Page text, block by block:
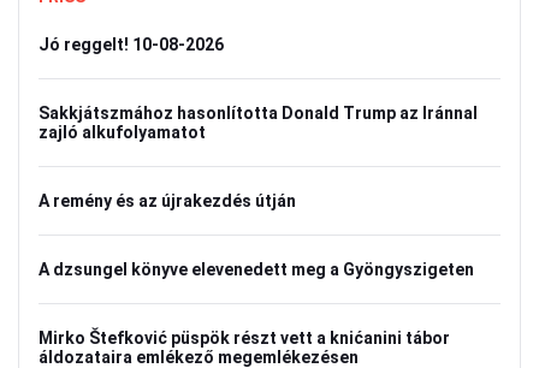
Jó reggelt! 10-08-2026
Sakkjátszmához hasonlította Donald Trump az Iránnal
zajló alkufolyamatot
A remény és az újrakezdés útján
A dzsungel könyve elevenedett meg a Gyöngyszigeten
Mirko Štefković püspök részt vett a knićanini tábor
áldozataira emlékező megemlékezésen